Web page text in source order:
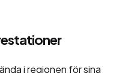
i regionen för sina